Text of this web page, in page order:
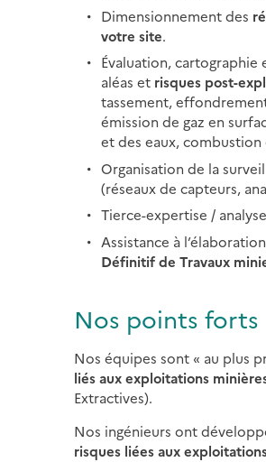
Dimensionnement des
votre site.
Évaluation,
aléas et risques post-
tassement,
émission de gaz en
et des eaux, combustion
Organisation de la
(réseaux de capteurs,
Tierce-expertise /
Assistance à
Définitif de Travaux
Nos points forts
Nos équipes sont « au plus
liés aux exploitations
Extractives).
Nos ingénieurs ont
risques liées aux